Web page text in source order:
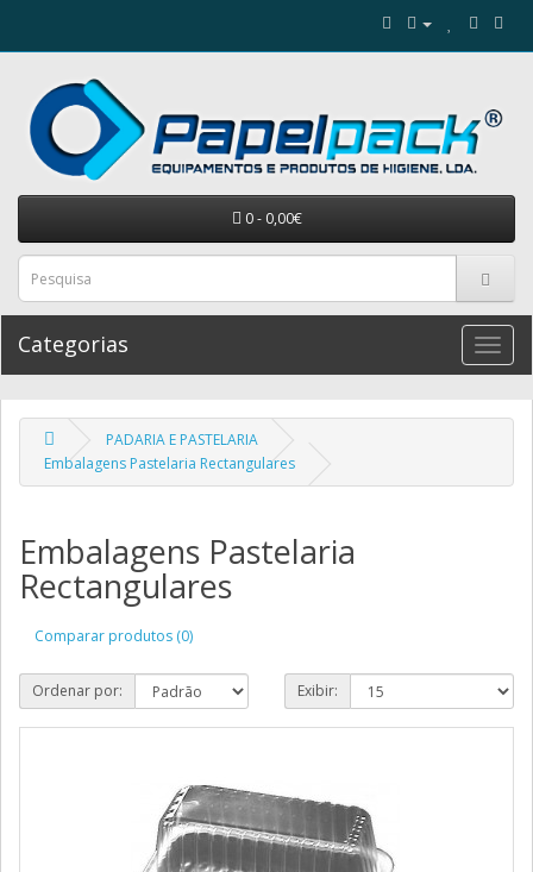
0 - 0,00€
Categorias
PADARIA E PASTELARIA
Embalagens Pastelaria Rectangulares
Embalagens Pastelaria
Rectangulares
Comparar produtos (0)
Ordenar por: Exibir: